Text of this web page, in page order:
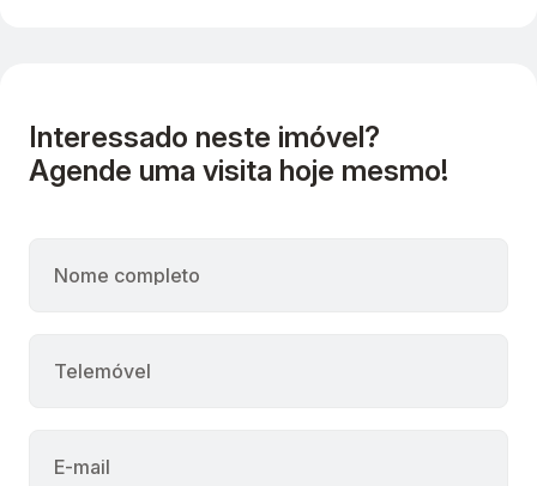
Interessado neste imóvel?
Agende uma visita hoje mesmo!